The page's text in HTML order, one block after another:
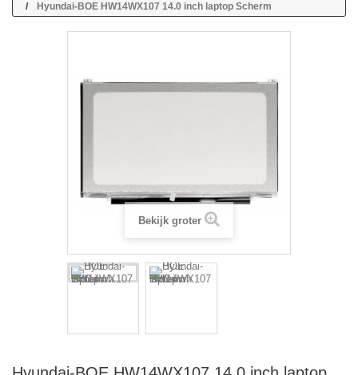
Hyundai-BOE HW14WX107 14.0 inch laptop Scherm
Bekijk groter